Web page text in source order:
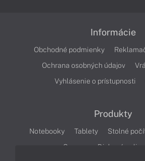
Informácie
Obchodné podmienky
Ochrana osobných údajov
Vyhlásenie o prístupnosti
Produkty
Notebooky Tablety Stolné
Servery
Diskové polia